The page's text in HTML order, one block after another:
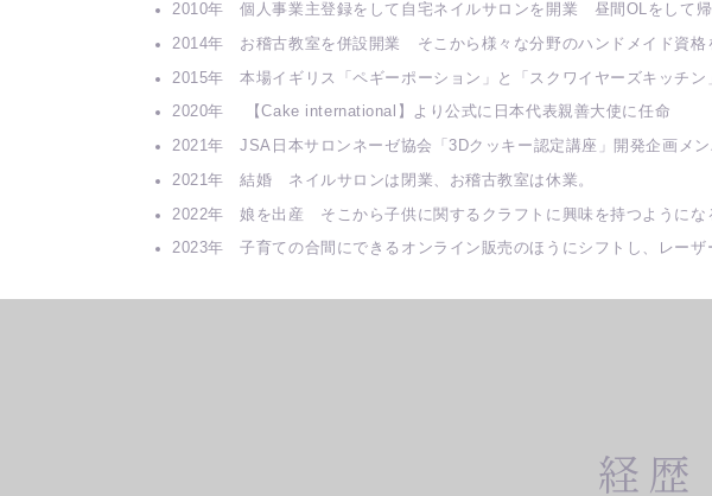
2010年 個人事業主登録をして自宅ネイルサロンを開業 昼間OLをして帰
2014年 お稽古教室を併設開業 そこから様々な分野のハンドメイド資格
2015年 本場イギリス「ペギーポーション」と「スクワイヤーズキッチ
2020年 【Cake international】より公式に日本代表親善大使に任命
2021年 JSA日本サロンネーゼ協会「3Dクッキー認定講座」開発企画メ
2021年 結婚 ネイルサロンは閉業、お稽古教室は休業。
2022年 娘を出産 そこから子供に関するクラフトに興味を持つようにな
2023年 子育ての合間にできるオンライン販売のほうにシフトし、レーザ
経歴